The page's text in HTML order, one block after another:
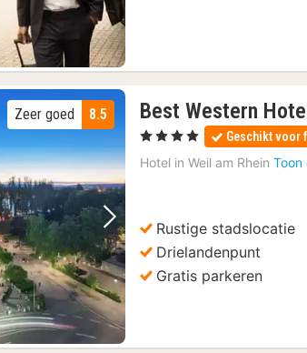
Volgende foto
8.5
Zeer goed Best Western
, 4 Sterren Geschikt voor
Hotel in Weil am Rhein
Rustige stadslocatie
Drielandenpunt
Gratis parkeren